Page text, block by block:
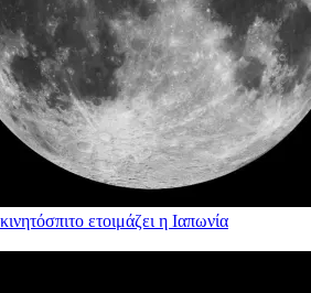
ετοιμάζει η Ιαπωνία